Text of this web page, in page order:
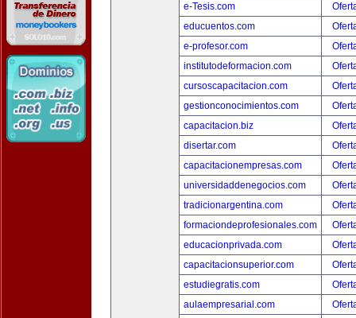
e-Tesis.com
educuentos.com
e-profesor.com
institutodeformacion.com
cursoscapacitacion.com
gestionconocimientos.com
capacitacion.biz
disertar.com
capacitacionempresas.com
universidaddenegocios.com
tradicionargentina.com
formaciondeprofesionales.com
educacionprivada.com
capacitacionsuperior.com
estudiegratis.com
aulaempresarial.com